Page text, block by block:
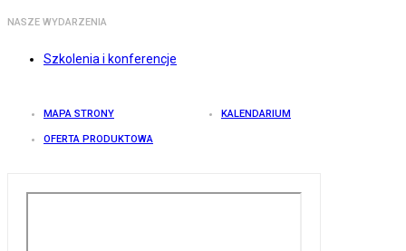
NASZE WYDARZENIA
Szkolenia i konferencje
MAPA STRONY KALENDARIUM
OFERTA PRODUKTOWA